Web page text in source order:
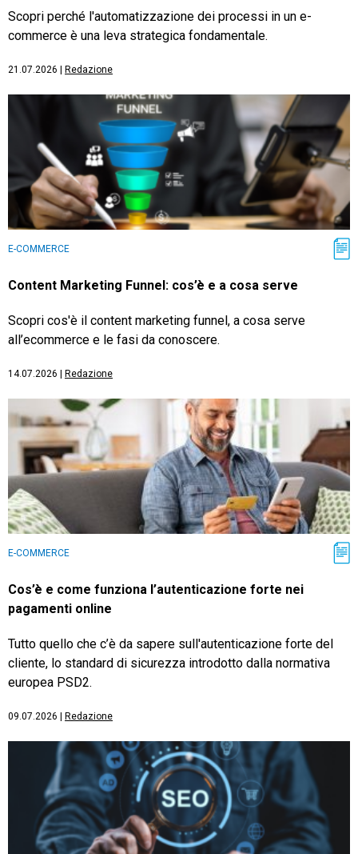
Scopri perché l'automatizzazione dei processi in un e-
commerce è una leva strategica fondamentale.
21.07.2026 Redazione
E-COMMERCE
Content Marketing Funnel: cos’è e a cosa serve
Scopri cos'è il content marketing funnel, a cosa serve
all’ecommerce e le fasi da conoscere.
14.07.2026 Redazione
E-COMMERCE
Cos’è e come funziona l’autenticazione forte nei
pagamenti online
Tutto quello che c’è da sapere sull'autenticazione forte del
cliente, lo standard di sicurezza introdotto dalla normativa
europea PSD2.
09.07.2026 Redazione